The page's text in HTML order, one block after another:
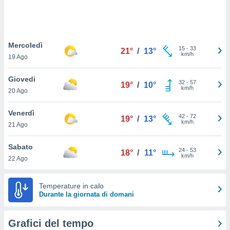
In
ti
per
nel
utilizzati
o
Mercoledì
19 Ago
21° / 13° 15- 33
km/h
Giovedi
20 Ago
19° / 10° 32- 57
km/h
Venerdì
21 Ago
19° / 13° 42- 72
km/h
Sabato
22 Ago
18° / 11° 24- 53
km/h
Temperature in calo
Durante la giornata di domani
Grafici del tempo